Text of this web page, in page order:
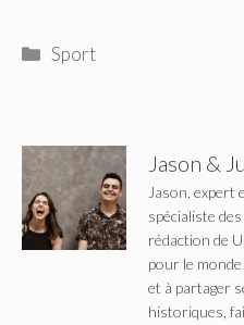
Catégories
Sport
Jason &
Jason, expert
spécialiste
rédaction de
pour le
et à partager
historiques,